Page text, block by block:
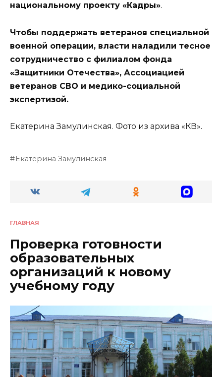
национальному проекту «Кадры».
Чтобы поддержать ветеранов специальной
военной операции, власти наладили тесное
сотрудничество с филиалом фонда
«Защитники Отечества», Ассоциацией
ветеранов СВО и медико-социальной
экспертизой.
Екатерина Замулинская. Фото из архива «КВ».
Екатерина Замулинская
ГЛАВНАЯ
Проверка готовности
образовательных
организаций к новому
учебному году